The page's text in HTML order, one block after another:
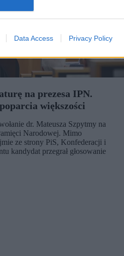
Data Access Privacy Policy
na prezesa IPN.
większości
dr. Mateusza Szpytmy na
Narodowej. Mimo
ze strony PiS, Konfederacji i
kandydat przegrał głosowanie